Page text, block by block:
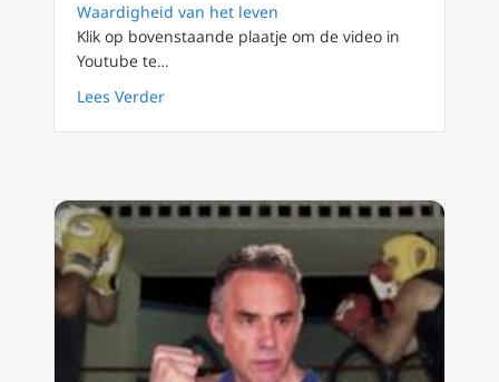
Waardigheid van het leven
Klik op bovenstaande plaatje om de video in
Youtube te…
Lees Verderabout FilioQue 94 Waarom veel aandacht